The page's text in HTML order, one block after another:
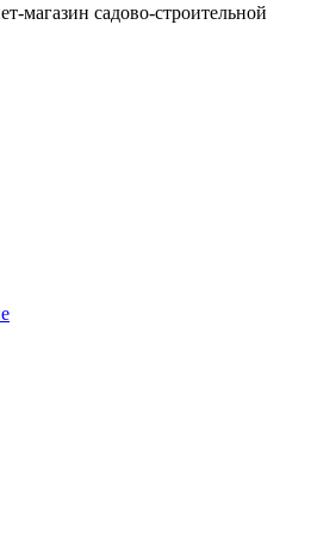
магазин садово-строительной